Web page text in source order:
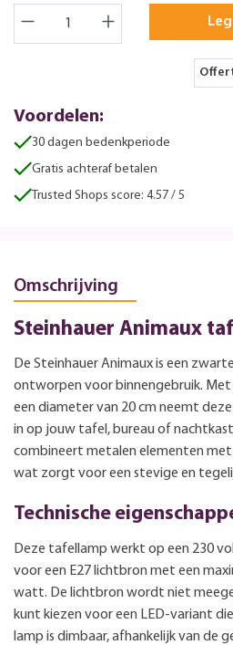
Voordelen:
30 dagen bedenkperiode
Gratis achteraf betalen
Trusted Shops score: 4.57 / 5
Omschrijving
Steinhauer Animaux
De Steinhauer Animaux is een
ontworpen voor binnengebruik. Met
een diameter van 20 cm neemt
in op jouw tafel, bureau of
combineert metalen elementen
wat zorgt voor een stevige en
Technische
Deze tafellamp werkt op een 230
voor een E27 lichtbron met een
watt. De lichtbron wordt niet
kunt kiezen voor een LED-variant
lamp is dimbaar, afhankelijk van de